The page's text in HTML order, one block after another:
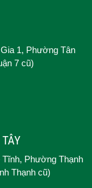
1, Phường Tân
7 cũ)
Tĩnh, Phường Thạnh
Thạnh cũ)